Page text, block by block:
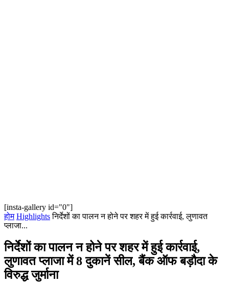
[insta-gallery id="0"]
होम Highlights निर्देशों का पालन न होने पर शहर में हुई कार्रवाई, लुणावत
प्लाजा...
निर्देशों का पालन न होने पर शहर में हुई कार्रवाई,
लुणावत प्लाजा में 8 दुकानें सील, बैंक ऑफ बड़ौदा के
विरुद्ध जुर्माना